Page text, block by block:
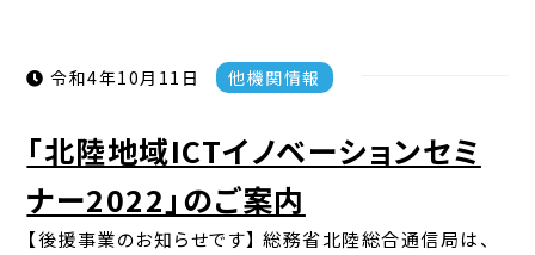
令和4年10月11日 他機関情報
「北陸地域ICTイノベーションセミ
ナー2022」のご案内
【後援事業のお知らせです】 総務省北陸総合通信局は、